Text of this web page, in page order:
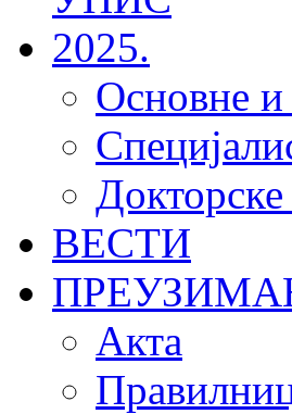
Основне и
Докторске
ВЕСТИ
Акта